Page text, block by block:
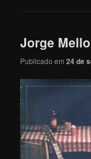
Jorge
Publicado em24 de